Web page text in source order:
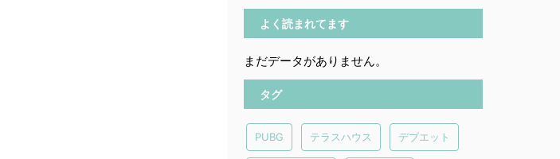
よく読まれてます
まだデータがありません。
タグ
PUBG テラスハウス デブエット